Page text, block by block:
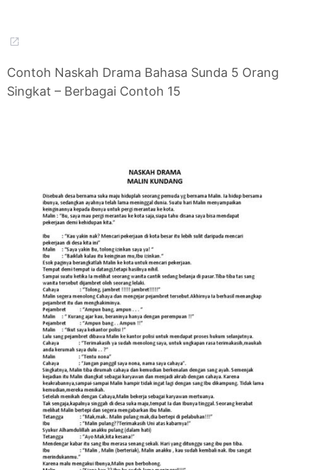
Contoh Naskah Drama Bahasa Sunda 5 Orang
Singkat – Berbagai Contoh 15